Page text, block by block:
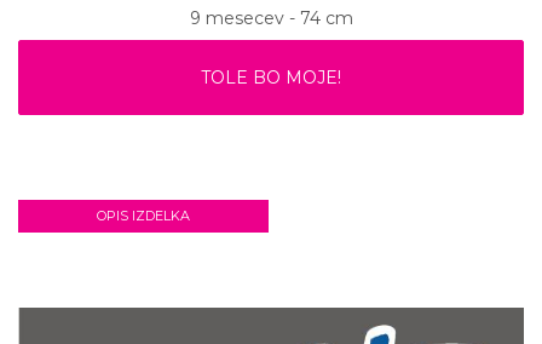
9 mesecev - 74 cm
TOLE BO MOJE!
OPIS IZDELKA